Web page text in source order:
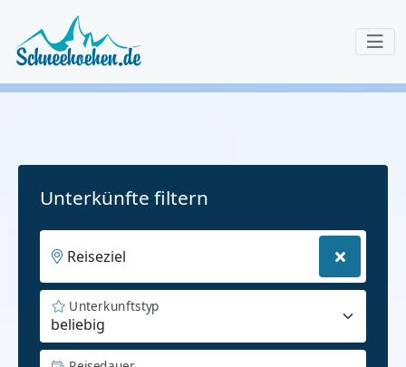
Unterkünfte filtern
Reiseziel
beliebig
Unterkunftstyp